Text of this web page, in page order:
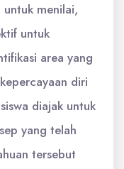
untuk menilai,
untuk
area yang
diri
diajak untuk
yang telah
tersebut